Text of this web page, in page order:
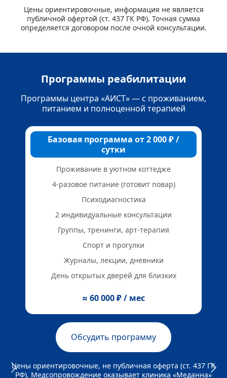
Цены ориентировочные, информация не является
публичной офертой (ст. 437 ГК РФ). Точная сумма
определяется договором после очной консультации.
Программы реабилитации
Программы центра «АИСТ» — с проживанием,
питанием и полноценной терапией
Базовая программа от 2 000 ₽ /
сутки
Проживание в уютном коттедже
4-разовое питание (готовит повар)
Психодиагностика
2 индивидуальные консультации
Группы, тренинги, арт-терапия
Спорт и прогулки
Журналы, лекции, дневники
День открытых дверей для близких
≈ 60 000 ₽ / мес
Обсудить программу
Цены ориентировочные, не публичная оферта (ст. 437 ГК
РФ). Медсопровождение оказывает клиника «Меданна»